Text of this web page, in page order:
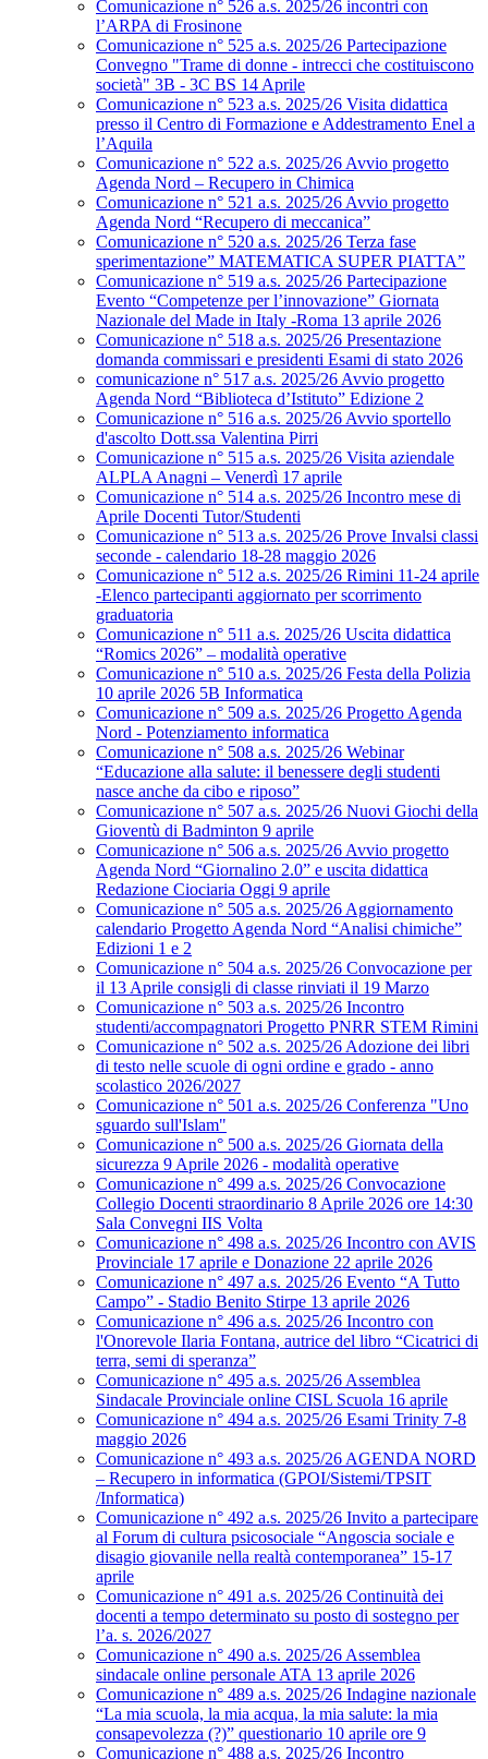
Comunicazione n° 526 a.s. 2025/26 incontri con
l’ARPA di Frosinone
Comunicazione n° 525 a.s. 2025/26 Partecipazione
Convegno "Trame di donne - intrecci che costituiscono
società" 3B - 3C BS 14 Aprile
Comunicazione n° 523 a.s. 2025/26 Visita didattica
presso il Centro di Formazione e Addestramento Enel a
l’Aquila
Comunicazione n° 522 a.s. 2025/26 Avvio progetto
Agenda Nord – Recupero in Chimica
Comunicazione n° 521 a.s. 2025/26 Avvio progetto
Agenda Nord “Recupero di meccanica”
Comunicazione n° 520 a.s. 2025/26 Terza fase
sperimentazione” MATEMATICA SUPER PIATTA”
Comunicazione n° 519 a.s. 2025/26 Partecipazione
Evento “Competenze per l’innovazione” Giornata
Nazionale del Made in Italy -Roma 13 aprile 2026
Comunicazione n° 518 a.s. 2025/26 Presentazione
domanda commissari e presidenti Esami di stato 2026
comunicazione n° 517 a.s. 2025/26 Avvio progetto
Agenda Nord “Biblioteca d’Istituto” Edizione 2
Comunicazione n° 516 a.s. 2025/26 Avvio sportello
d'ascolto Dott.ssa Valentina Pirri
Comunicazione n° 515 a.s. 2025/26 Visita aziendale
ALPLA Anagni – Venerdì 17 aprile
Comunicazione n° 514 a.s. 2025/26 Incontro mese di
Aprile Docenti Tutor/Studenti
Comunicazione n° 513 a.s. 2025/26 Prove Invalsi classi
seconde - calendario 18-28 maggio 2026
Comunicazione n° 512 a.s. 2025/26 Rimini 11-24 aprile
-Elenco partecipanti aggiornato per scorrimento
graduatoria
Comunicazione n° 511 a.s. 2025/26 Uscita didattica
“Romics 2026” – modalità operative
Comunicazione n° 510 a.s. 2025/26 Festa della Polizia
10 aprile 2026 5B Informatica
Comunicazione n° 509 a.s. 2025/26 Progetto Agenda
Nord - Potenziamento informatica
Comunicazione n° 508 a.s. 2025/26 Webinar
“Educazione alla salute: il benessere degli studenti
nasce anche da cibo e riposo”
Comunicazione n° 507 a.s. 2025/26 Nuovi Giochi della
Gioventù di Badminton 9 aprile
Comunicazione n° 506 a.s. 2025/26 Avvio progetto
Agenda Nord “Giornalino 2.0” e uscita didattica
Redazione Ciociaria Oggi 9 aprile
Comunicazione n° 505 a.s. 2025/26 Aggiornamento
calendario Progetto Agenda Nord “Analisi chimiche”
Edizioni 1 e 2
Comunicazione n° 504 a.s. 2025/26 Convocazione per
il 13 Aprile consigli di classe rinviati il 19 Marzo
Comunicazione n° 503 a.s. 2025/26 Incontro
studenti/accompagnatori Progetto PNRR STEM Rimini
Comunicazione n° 502 a.s. 2025/26 Adozione dei libri
di testo nelle scuole di ogni ordine e grado - anno
scolastico 2026/2027
Comunicazione n° 501 a.s. 2025/26 Conferenza "Uno
sguardo sull'Islam"
Comunicazione n° 500 a.s. 2025/26 Giornata della
sicurezza 9 Aprile 2026 - modalità operative
Comunicazione n° 499 a.s. 2025/26 Convocazione
Collegio Docenti straordinario 8 Aprile 2026 ore 14:30
Sala Convegni IIS Volta
Comunicazione n° 498 a.s. 2025/26 Incontro con AVIS
Provinciale 17 aprile e Donazione 22 aprile 2026
Comunicazione n° 497 a.s. 2025/26 Evento “A Tutto
Campo” - Stadio Benito Stirpe 13 aprile 2026
Comunicazione n° 496 a.s. 2025/26 Incontro con
l'Onorevole Ilaria Fontana, autrice del libro “Cicatrici di
terra, semi di speranza”
Comunicazione n° 495 a.s. 2025/26 Assemblea
Sindacale Provinciale online CISL Scuola 16 aprile
Comunicazione n° 494 a.s. 2025/26 Esami Trinity 7-8
maggio 2026
Comunicazione n° 493 a.s. 2025/26 AGENDA NORD
– Recupero in informatica (GPOI/Sistemi/TPSIT
/Informatica)
Comunicazione n° 492 a.s. 2025/26 Invito a partecipare
al Forum di cultura psicosociale “Angoscia sociale e
disagio giovanile nella realtà contemporanea” 15-17
aprile
Comunicazione n° 491 a.s. 2025/26 Continuità dei
docenti a tempo determinato su posto di sostegno per
l’a. s. 2026/2027
Comunicazione n° 490 a.s. 2025/26 Assemblea
sindacale online personale ATA 13 aprile 2026
Comunicazione n° 489 a.s. 2025/26 Indagine nazionale
“La mia scuola, la mia acqua, la mia salute: la mia
consapevolezza (?)” questionario 10 aprile ore 9
Comunicazione n° 488 a.s. 2025/26 Incontro